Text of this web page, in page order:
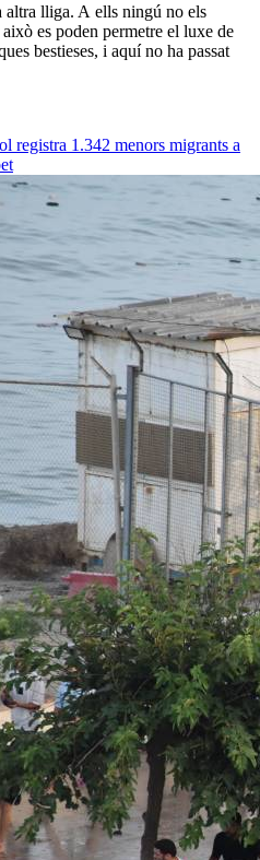
altra lliga. A ells ningú no els
es poden permetre el luxe de
bestieses, i aquí no ha passat
registra 1.342 menors migrants a